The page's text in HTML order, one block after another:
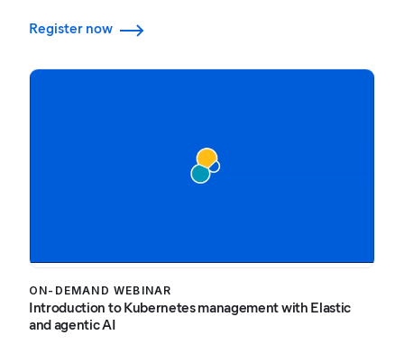
Register now
ON-DEMAND WEBINAR
Introduction to Kubernetes management with Elastic
and agentic AI